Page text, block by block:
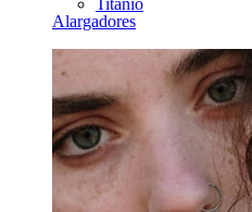
Alargadores
Titânio